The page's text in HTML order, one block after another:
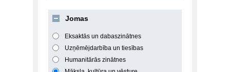
Jomas
Eksaktās un dabaszinātnes
Uzņēmējdarbība un tiesības
Humanitārās zinātnes